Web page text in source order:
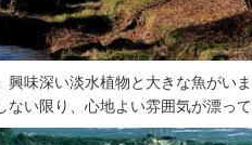
味深い淡水植物と大きな魚がい
い限り、心地よい雰囲気が漂って